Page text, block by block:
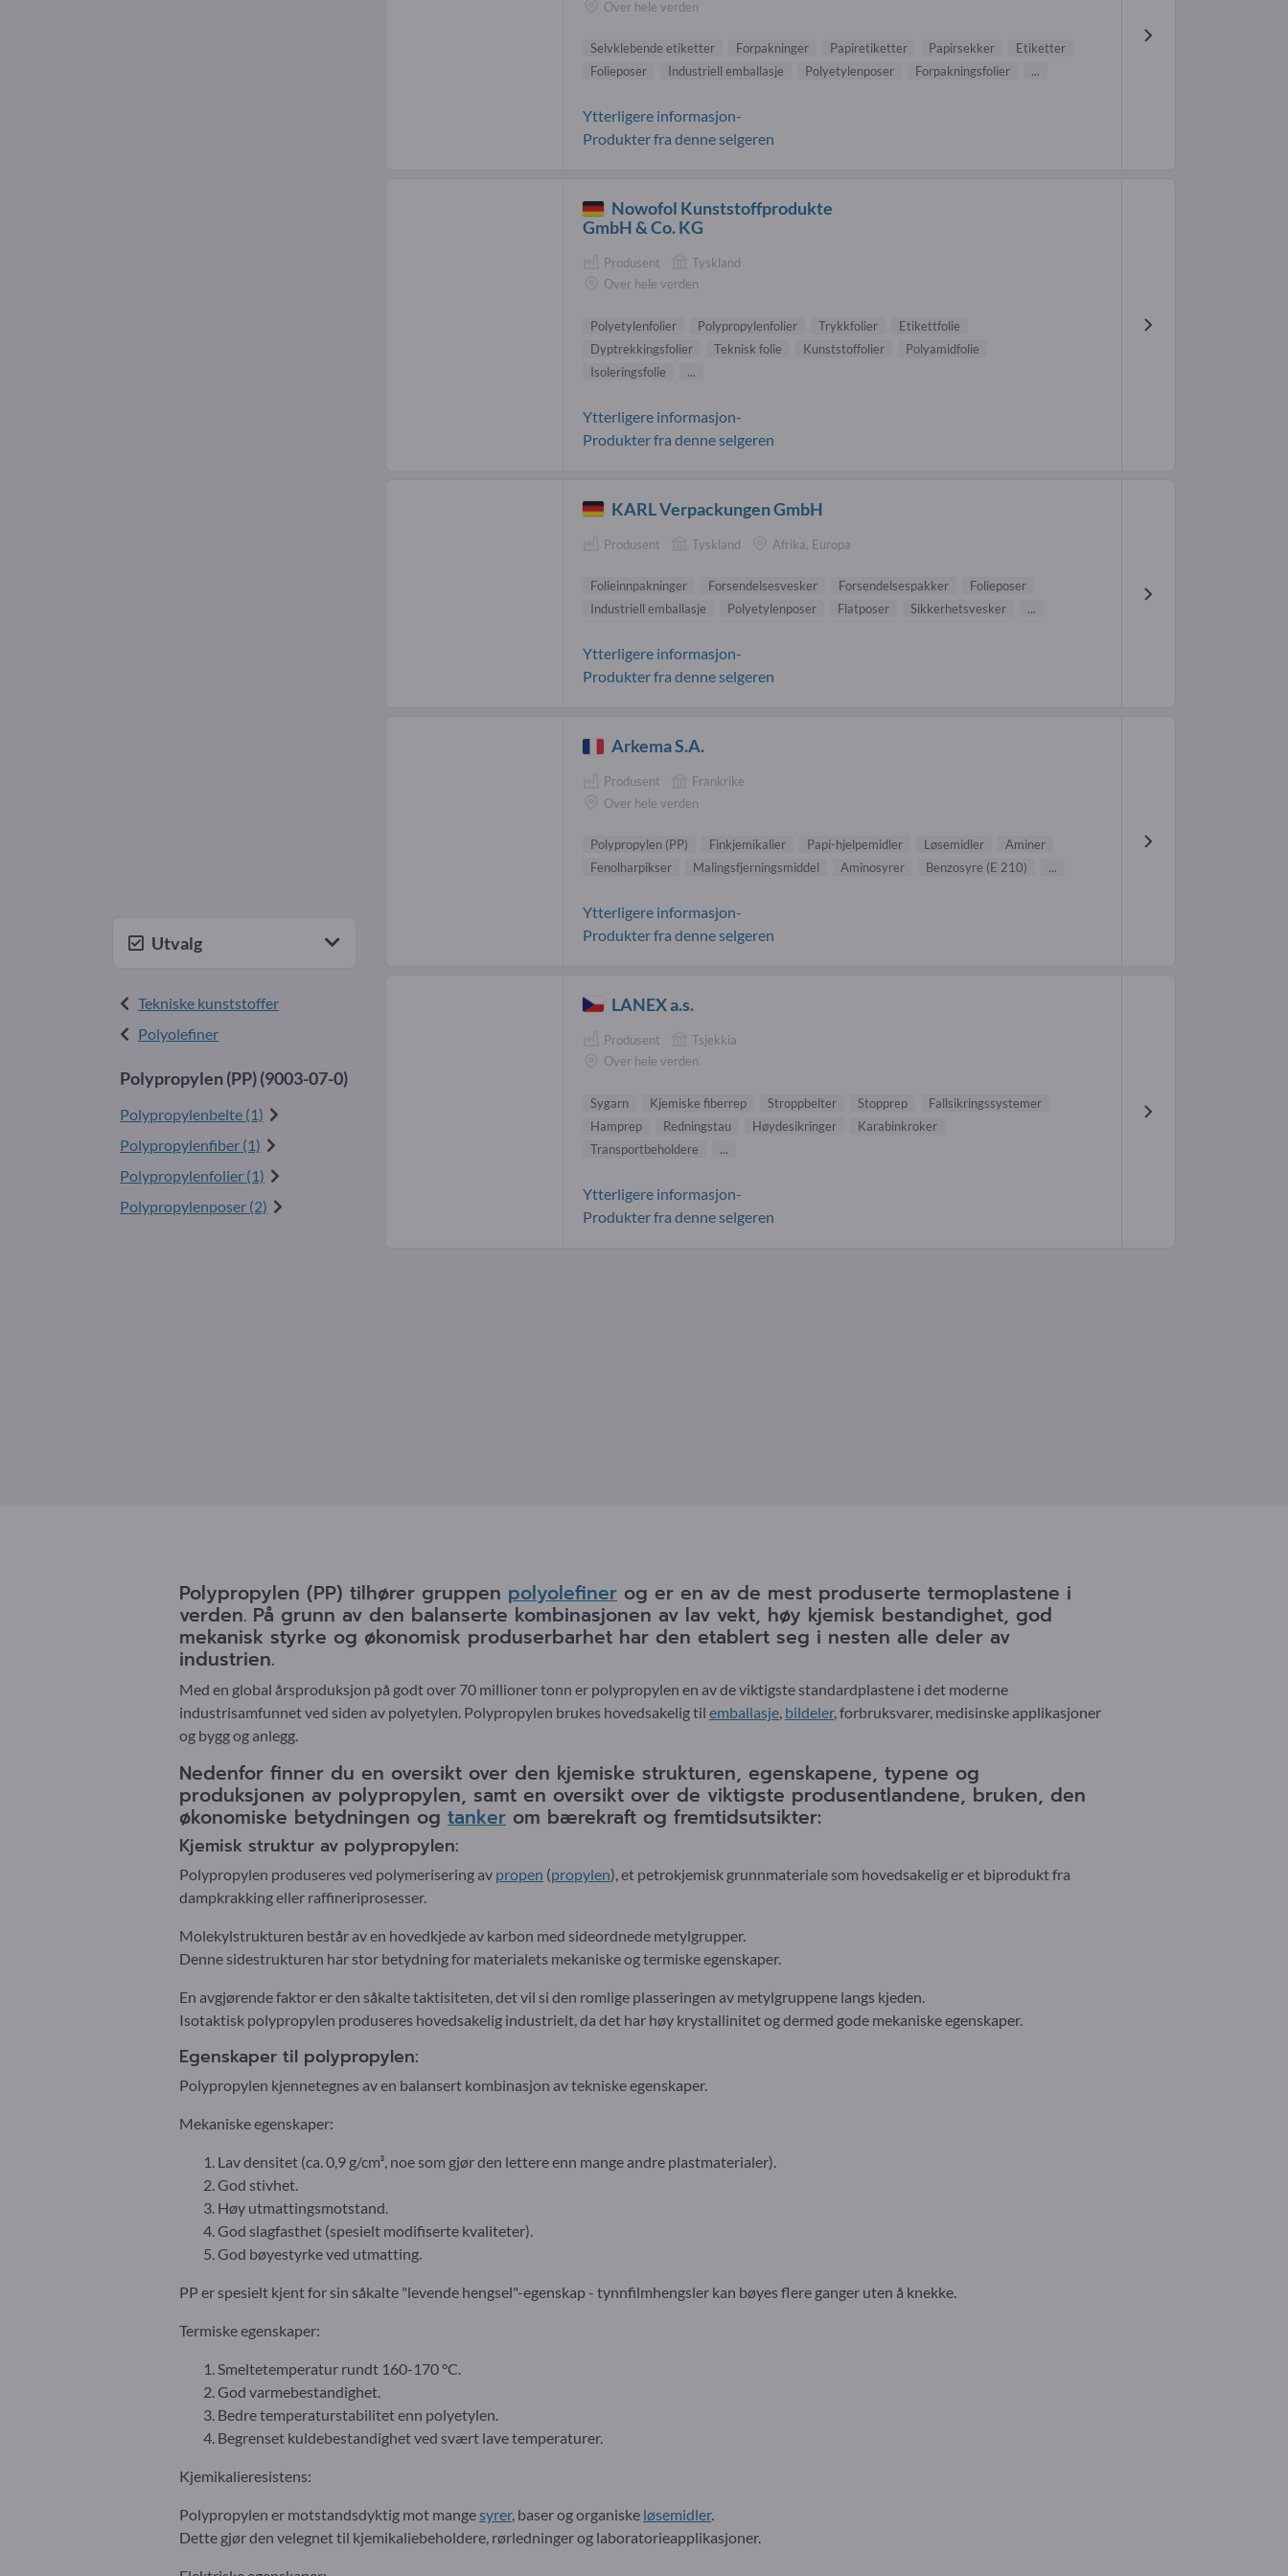
Utvalg
Tekniske kunststoffer
Polyolefiner
Polypropylen (PP) (9003-07-0)
Polypropylenbelte (1)
Polypropylenfiber (1)
Polypropylenfolier (1)
Polypropylenposer (2)
Over hele verden
Selvklebende etiketter Forpakninger Papiretiketter Papirsekker
Etiketter
Folieposer
Industriell emballasje Polyetylenposer Forpakningsfolier ...
Ytterligere informasjon-
Produkter fra denne selgeren
Nowofol Kunststoffprodukte
GmbH & Co. KG
Produsent
Tyskland
Over hele verden
Polyetylenfolier Polypropylenfolier Trykkfolier
Etikettfolie
Dyptrekkingsfolier
Teknisk folie Kunststoffolier
Polyamidfolie
Isoleringsfolie
...
Ytterligere informasjon-
Produkter fra denne selgeren
KARL Verpackungen GmbH
Produsent Tyskland Afrika, Europa
Folieinnpakninger Forsendelsesvesker Forsendelsespakker
Folieposer
Industriell emballasje
Polyetylenposer Flatposer Sikkerhetsvesker ...
Ytterligere informasjon-
Produkter fra denne selgeren
Arkema S.A.
Produsent
Frankrike
Over hele verden
Polypropylen (PP) Finkjemikalier Papi-hjelpemidler Løsemidler
Aminer
Fenolharpikser
Malingsfjerningsmiddel Aminosyrer Benzosyre (E 210) ...
Ytterligere informasjon-
Produkter fra denne selgeren
LANEX a.s.
Produsent
Tsjekkia
Over hele verden
Sygarn Kjemiske fiberrep Stroppbelter Stopprep
Fallsikringssystemer
Hamprep
Redningstau Høydesikringer
Karabinkroker
Transportbeholdere
...
Ytterligere informasjon-
Produkter fra denne selgeren
Polypropylen (PP) tilhører gruppen polyolefiner og er en av de mest produserte termoplastene i
verden. På grunn av den balanserte kombinasjonen av lav vekt, høy kjemisk bestandighet, god
mekanisk styrke og økonomisk produserbarhet har den etablert seg i nesten alle deler av
industrien.
Med en global årsproduksjon på godt over 70 millioner tonn er polypropylen en av de viktigste standardplastene i det moderne
industrisamfunnet ved siden av polyetylen. Polypropylen brukes hovedsakelig til emballasje, bildeler, forbruksvarer, medisinske applikasjoner
og bygg og anlegg.
Nedenfor finner du en oversikt over den kjemiske strukturen, egenskapene, typene og
produksjonen av polypropylen, samt en oversikt over de viktigste produsentlandene, bruken, den
økonomiske betydningen og tanker om bærekraft og fremtidsutsikter:
Kjemisk struktur av polypropylen:
Polypropylen produseres ved polymerisering av propen (propylen), et petrokjemisk grunnmateriale som hovedsakelig er et biprodukt fra
dampkrakking eller raffineriprosesser.
Molekylstrukturen består av en hovedkjede av karbon med sideordnede metylgrupper.
Denne sidestrukturen har stor betydning for materialets mekaniske og termiske egenskaper.
En avgjørende faktor er den såkalte taktisiteten, det vil si den romlige plasseringen av metylgruppene langs kjeden.
Isotaktisk polypropylen produseres hovedsakelig industrielt, da det har høy krystallinitet og dermed gode mekaniske egenskaper.
Egenskaper til polypropylen:
Polypropylen kjennetegnes av en balansert kombinasjon av tekniske egenskaper.
Mekaniske egenskaper:
Lav densitet (ca. 0,9 g/cm³, noe som gjør den lettere enn mange andre plastmaterialer).
God stivhet.
Høy utmattingsmotstand.
God slagfasthet (spesielt modifiserte kvaliteter).
God bøyestyrke ved utmatting.
PP er spesielt kjent for sin såkalte "levende hengsel"-egenskap - tynnfilmhengsler kan bøyes flere ganger uten å knekke.
Termiske egenskaper:
Smeltetemperatur rundt 160-170 °C.
God varmebestandighet.
Bedre temperaturstabilitet enn polyetylen.
Begrenset kuldebestandighet ved svært lave temperaturer.
Kjemikalieresistens:
Polypropylen er motstandsdyktig mot mangesyrer, baser og organiske løsemidler.
Dette gjør den velegnet til kjemikaliebeholdere, rørledninger og laboratorieapplikasjoner.